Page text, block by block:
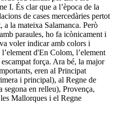
I. És clar que a l’època de la
de cases mercedàries pertot
la mateixa Salamanca. Però
paraules, ho fa icònicament i
voler indicar amb colors i
d'En Colom, l’element
força. Ara bé, la major
eren al Principat
i principal), al Regne de
en relleu), Provença,
Mallorques i el Regne